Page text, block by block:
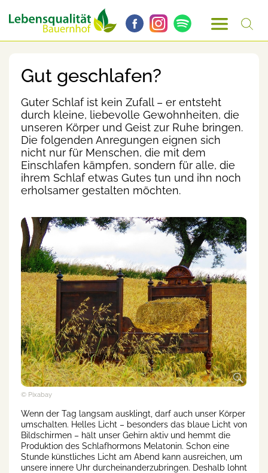
Gut geschlafen?
Guter Schlaf ist kein Zufall – er entsteht
durch kleine, liebevolle Gewohnheiten, die
unseren Körper und Geist zur Ruhe bringen.
Die folgenden Anregungen eignen sich
nicht nur für Menschen, die mit dem
Einschlafen kämpfen, sondern für alle, die
ihrem Schlaf etwas Gutes tun und ihn noch
erholsamer gestalten möchten.
© Pixabay
Wenn der Tag langsam ausklingt, darf auch unser Körper
umschalten. Helles Licht – besonders das blaue Licht von
Bildschirmen – hält unser Gehirn aktiv und hemmt die
Produktion des Schlafhormons Melatonin. Schon eine
Stunde künstliches Licht am Abend kann ausreichen, um
unsere innere Uhr durcheinanderzubringen. Deshalb lohnt